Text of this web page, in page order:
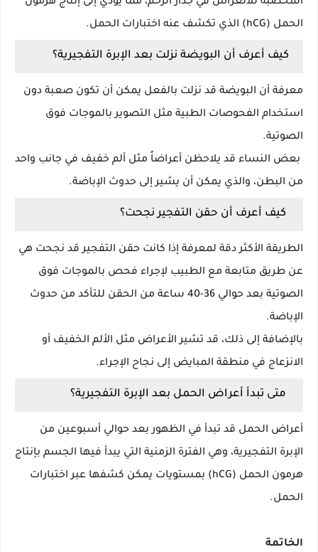
الحمل (hCG) الذي تكشف عنه اختبارات الحمل.
كيف أعرف أن البويضة نزلت بعد الإبرة التفجيرية؟
معرفة أن البويضة قد نزلت بالفعل يمكن أن تكون صعبة دون
استخدام الفحوصات الطبية مثل التصوير بالموجات فوق
الصوتية.
بعض النساء قد يلاحظن أعراضاً مثل ألم خفيف في جانب واحد
من البطن، والذي يمكن أن يشير إلى حدوث الإباضة.
كيف أعرف أن حقن التفجير نجحت؟
الطريقة الأكثر دقة لمعرفة إذا كانت حقن التفجير قد نجحت هي
عن طريق متابعة مع الطبيب لإجراء فحص بالموجات فوق
الصوتية بعد حوالي 36-40 ساعة من الحقن للتأكد من حدوث
الإباضة.
بالإضافة إلى ذلك، قد تشير الأعراض مثل الألم الخفيف أو
الانزعاج في منطقة المبايض إلى نجاح الإجراء.
متى تبدأ أعراض الحمل بعد الإبرة التفجيرية؟
أعراض الحمل قد تبدأ في الظهور بعد حوالي أسبوعين من
الإبرة التفجيرية، وهي الفترة الزمنية التي يبدأ فيها الجسم بإنتاج
هرمون الحمل (hCG) بمستويات يمكن كشفها عبر اختبارات
الحمل.
الخاتمة